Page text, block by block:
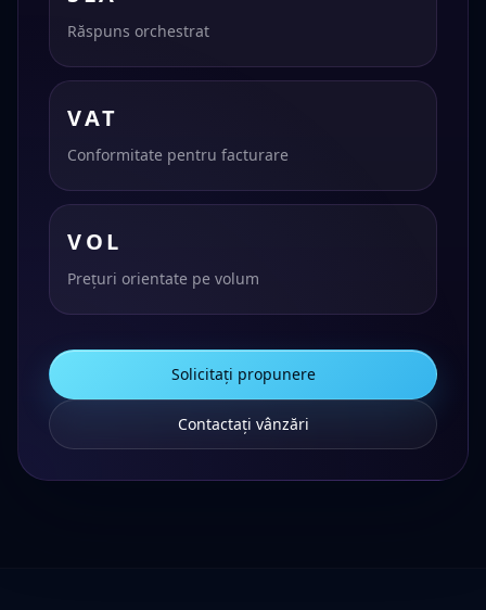
Răspuns orchestrat
VAT
Conformitate pentru facturare
VOL
Prețuri orientate pe volum
Solicitați propunere
Contactați vânzări